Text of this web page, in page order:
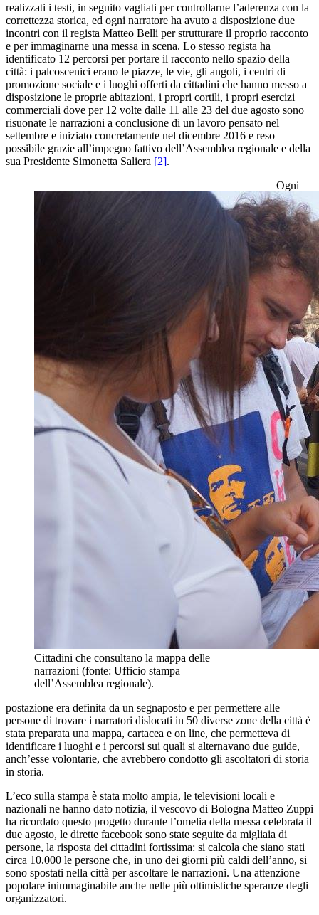
realizzati i testi, in seguito vagliati per controllarne l’aderenza con la
correttezza storica, ed ogni narratore ha avuto a disposizione due
incontri con il regista Matteo Belli per strutturare il proprio racconto
e per immaginarne una messa in scena. Lo stesso regista ha
identificato 12 percorsi per portare il racconto nello spazio della
città: i palcoscenici erano le piazze, le vie, gli angoli, i centri di
promozione sociale e i luoghi offerti da cittadini che hanno messo a
disposizione le proprie abitazioni, i propri cortili, i propri esercizi
commerciali dove per 12 volte dalle 11 alle 23 del due agosto sono
risuonate le narrazioni a conclusione di un lavoro pensato nel
settembre e iniziato concretamente nel dicembre 2016 e reso
possibile grazie all’impegno fattivo dell’Assemblea regionale e della
sua Presidente Simonetta Saliera [2].
Cittadini che consultano la mappa delle
narrazioni (fonte: Ufficio stampa
dell’Assemblea regionale).
Ogni
postazione era definita da un segnaposto e per permettere alle
persone di trovare i narratori dislocati in 50 diverse zone della città è
stata preparata una mappa, cartacea e on line, che permetteva di
identificare i luoghi e i percorsi sui quali si alternavano due guide,
anch’esse volontarie, che avrebbero condotto gli ascoltatori di storia
in storia.
L’eco sulla stampa è stata molto ampia, le televisioni locali e
nazionali ne hanno dato notizia, il vescovo di Bologna Matteo Zuppi
ha ricordato questo progetto durante l’omelia della messa celebrata il
due agosto, le dirette facebook sono state seguite da migliaia di
persone, la risposta dei cittadini fortissima: si calcola che siano stati
circa 10.000 le persone che, in uno dei giorni più caldi dell’anno, si
sono spostati nella città per ascoltare le narrazioni. Una attenzione
popolare inimmaginabile anche nelle più ottimistiche speranze degli
organizzatori.